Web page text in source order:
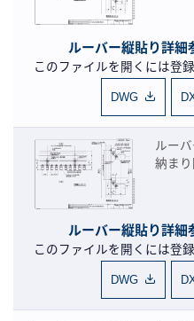
ルーバー縦貼り詳細
このファイルを開くには登
DWG
ルー
納まり
ルーバー縦貼り詳細
このファイルを開くには登
DWG